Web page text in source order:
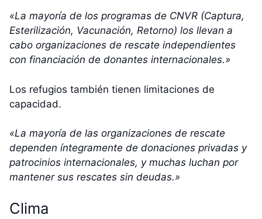
«La mayoría de los programas de CNVR (Captura,
Esterilización, Vacunación, Retorno) los llevan a
cabo organizaciones de rescate independientes
con financiación de donantes internacionales.»
Los refugios también tienen limitaciones de
capacidad.
«La mayoría de las organizaciones de rescate
dependen íntegramente de donaciones privadas y
patrocinios internacionales, y muchas luchan por
mantener sus rescates sin deudas.»
Clima